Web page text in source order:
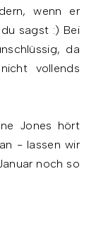
wenn er
sagst :) Bei
da
vollends
Jones hört
- lassen wir
noch so